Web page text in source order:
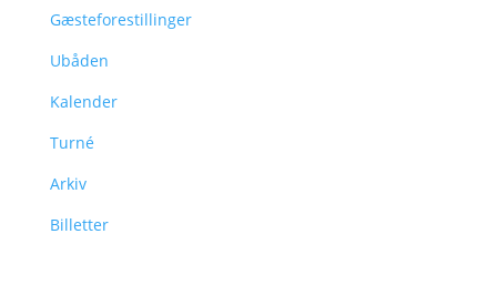
Gæsteforestillinger
Ubåden
Kalender
Turné
Arkiv
Billetter